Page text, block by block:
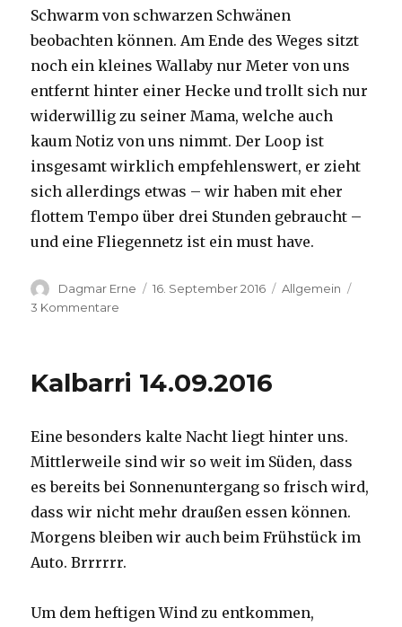
Schwarm von schwarzen Schwänen
beobachten können. Am Ende des Weges sitzt
noch ein kleines Wallaby nur Meter von uns
entfernt hinter einer Hecke und trollt sich nur
widerwillig zu seiner Mama, welche auch
kaum Notiz von uns nimmt. Der Loop ist
insgesamt wirklich empfehlenswert, er zieht
sich allerdings etwas – wir haben mit eher
flottem Tempo über drei Stunden gebraucht –
und eine Fliegennetz ist ein must have.
Autor
Dagmar Erne
Veröffentlicht
16. September 2016 Kategorien
Allgemein
3 Kommentare
Kalbarri 14.09.2016
Eine besonders kalte Nacht liegt hinter uns.
Mittlerweile sind wir so weit im Süden, dass
es bereits bei Sonnenuntergang so frisch wird,
dass wir nicht mehr draußen essen können.
Morgens bleiben wir auch beim Frühstück im
Auto. Brrrrrr.
Um dem heftigen Wind zu entkommen,